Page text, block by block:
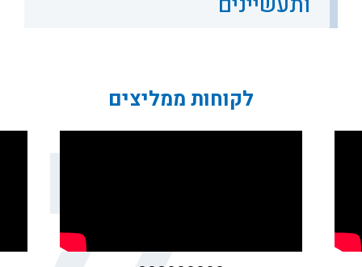
לקוחות ממליצים